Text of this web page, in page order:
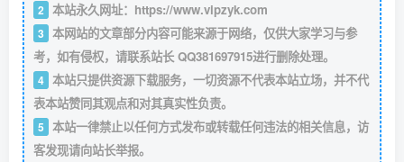
2 本站永久网址： https://www.vipzyk.com
3 本网站的文章部分内容可能来源于网络，仅供大家学习与参
考，如有侵权，请联系站长 QQ381697915进行删除处理。
4 本站只提供资源下载服务，一切资源不代表本站立场，并不代
表本站赞同其观点和对其真实性负责。
5 本站一律禁止以任何方式发布或转载任何违法的相关信息，访
客发现请向站长举报。